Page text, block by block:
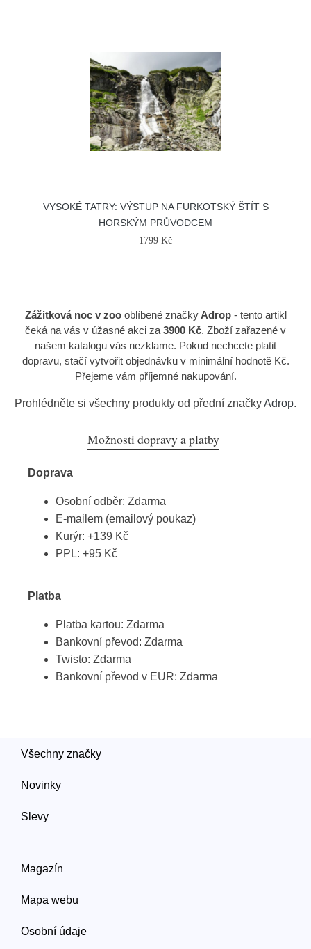
VYSOKÉ TATRY: VÝSTUP NA FURKOTSKÝ ŠTÍT S
HORSKÝM PRŮVODCEM
1799 Kč
Zážitková noc v zoooblíbené značkyAdrop- tento artikl
čeká na vás v úžasné akci za 3900 Kč. Zboží zařazené v
našem katalogu vás nezklame. Pokud nechcete platit
dopravu, stačí vytvořit objednávku v minimální hodnotě Kč.
Přejeme vám příjemné nakupování.
Prohlédněte si všechny produkty od přední značkyAdrop.
Možnosti dopravy a platby
Doprava
Osobní odběr: Zdarma
E-mailem (emailový poukaz)
Kurýr: +139 Kč
PPL: +95 Kč
Platba
Platba kartou: Zdarma
Bankovní převod: Zdarma
Twisto: Zdarma
Bankovní převod v EUR: Zdarma
Všechny značky
Novinky
Slevy
Magazín
Mapa webu
Osobní údaje